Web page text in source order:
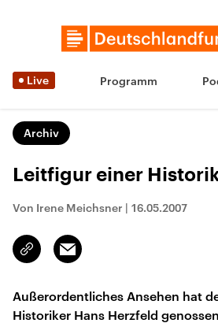
Live Programm
Archiv
Leitfigur einer
Von Irene Meichsner | 16.05.2007
Link
kopieren/teilen
Email
Außerordentliches Ansehen hat
Historiker Hans Herzfeld